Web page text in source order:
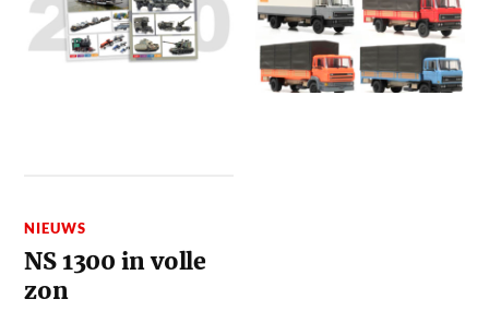
NIEUWS
NS 1300 in volle
zon